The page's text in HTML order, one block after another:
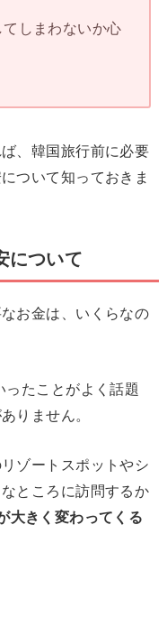
てしまわないか心
、韓国旅行前に必要
ついて知っておきま
について
お金は、いくらなの
ったことがよく話題
りません。
ゾートスポットやシ
ところに訪問するか
大きく変わってくる